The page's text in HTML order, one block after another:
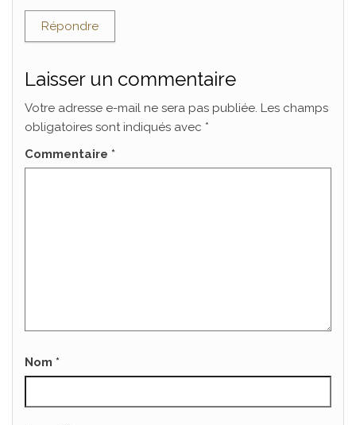
Répondre
Laisser un commentaire
Votre adresse e-mail ne sera pas publiée. Les champs
obligatoires sont indiqués avec *
Commentaire *
Nom *